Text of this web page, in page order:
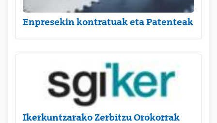
Enpresekin kontratuak eta Patenteak
Ikerkuntzarako Zerbitzu Orokorrak